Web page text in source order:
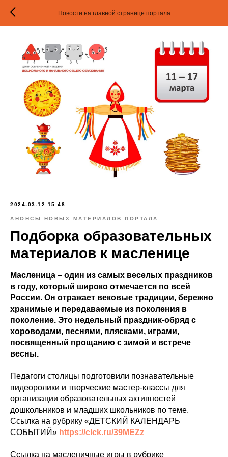
Новости на главной странице портала
2024-03-12 15:48
АНОНСЫ НОВЫХ МАТЕРИАЛОВ ПОРТАЛА
Подборка образовательных
материалов к масленице
Масленица – один из самых веселых праздников
в году, который широко отмечается по всей
России. Он отражает вековые традиции, бережно
хранимые и передаваемые из поколения в
поколение. Это недельный праздник-обряд с
хороводами, песнями, плясками, играми,
посвященный прощанию с зимой и встрече
весны.
Педагоги столицы подготовили познавательные
видеоролики и творческие мастер-классы для
организации образовательных активностей
дошкольников и младших школьников по теме.
Ссылка на рубрику «ДЕТСКИЙ КАЛЕНДАРЬ
СОБЫТИЙ» https://clck.ru/39MEZz
Ссылка на масленичные игры в рубрике